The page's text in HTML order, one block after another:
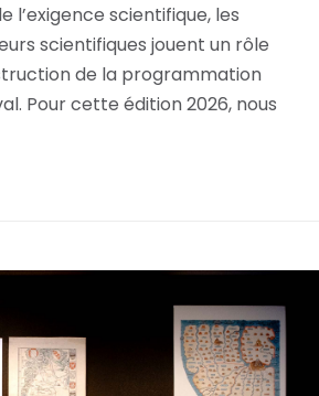
l’exigence scientifique, les
scientifiques jouent un rôle
de la programmation
Pour cette édition 2026, nous